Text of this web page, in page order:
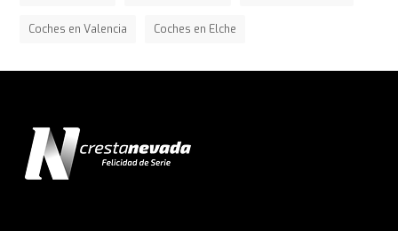
Coches en Valencia Coches en Elche